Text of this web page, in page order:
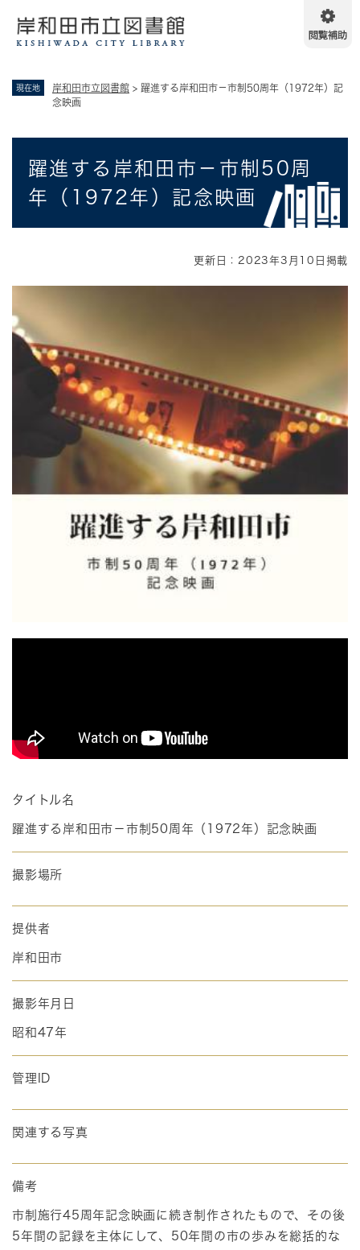
現在地 岸和田市立図書館 > 躍進する岸和田市－市制50周年（1972年）記
念映画
躍進する岸和田市－市制50周
年（1972年）記念映画
更新日：2023年3月10日掲載
タイトル名
躍進する岸和田市－市制50周年（1972年）記念映画
撮影場所
提供者
岸和田市
撮影年月日
昭和47年
管理ID
関連する写真
備考
市制施行45周年記念映画に続き制作されたもので、その後
5年間の記録を主体にして、50年間の市の歩みを総括的な